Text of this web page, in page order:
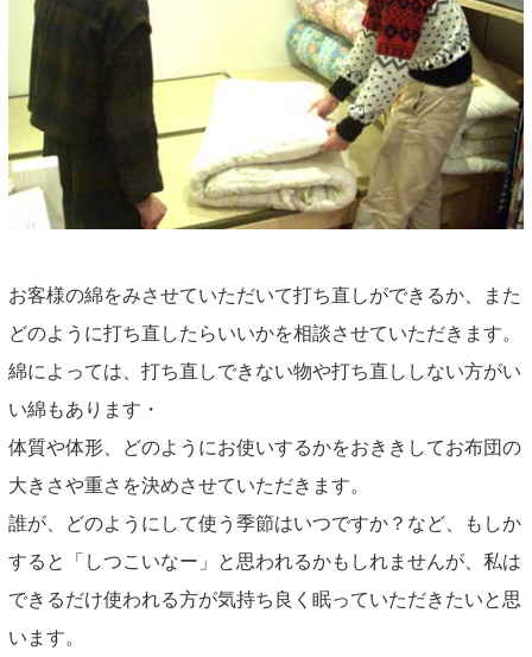
お客様の綿をみさせていただいて打ち直しができるか、また
どのように打ち直したらいいかを相談させていただきます。
綿によっては、打ち直しできない物や打ち直ししない方がい
い綿もあります・
体質や体形、どのようにお使いするかをおききしてお布団の
大きさや重さを決めさせていただきます。
誰が、どのようにして使う季節はいつですか？など、もしか
すると「しつこいなー」と思われるかもしれませんが、私は
できるだけ使われる方が気持ち良く眠っていただきたいと思
います。